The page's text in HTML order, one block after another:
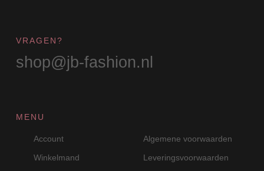
VRAGEN?
shop@jb-fashion.nl
MENU
Account
Algemene voorwaarden
Winkelmand
Leveringsvoorwaarden